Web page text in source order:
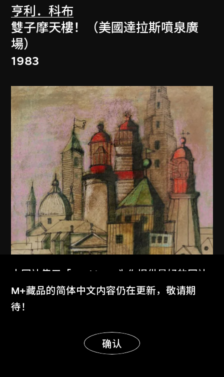
亨利．科布
雙子摩天樓！（美國達拉斯噴泉廣
場）
1983
本网站使用「Cookies」为你提供最好的网站
体验。
了解更多
明白
M+藏品的简体中文内容仍在更新，敬请期
待！
确认
显示更多